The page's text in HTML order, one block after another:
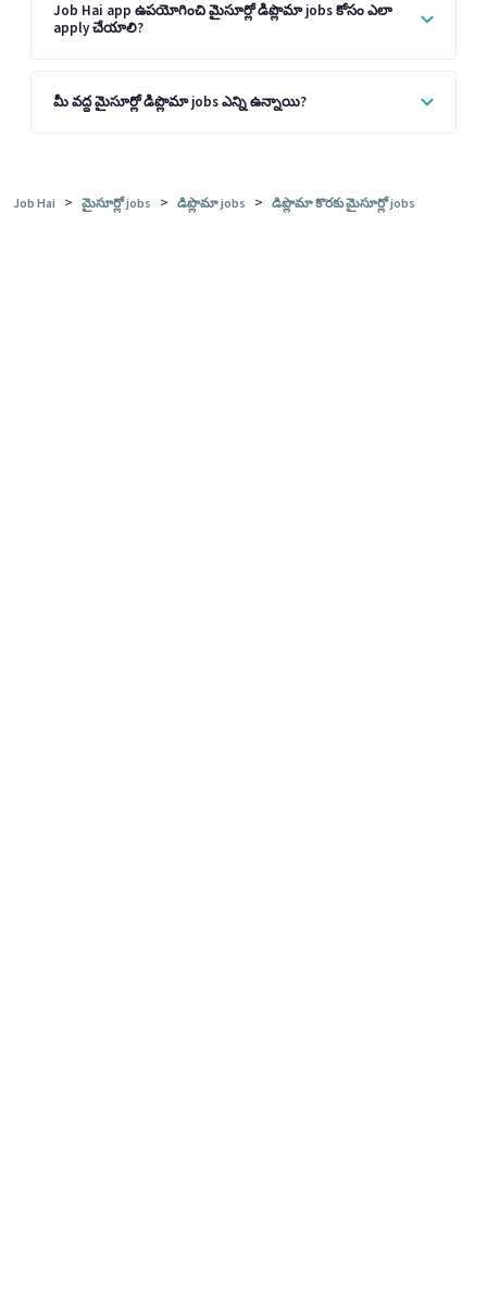
Job Hai app ఉపయోగించి మైసూర్లో డిప్లొమా jobs కోసం ఎలా
apply చేయాలి?
మీ వద్ద మైసూర్లో డిప్లొమా jobs ఎన్ని ఉన్నాయి?
Job Hai > మైసూర్లో jobs > డిప్లొమా jobs > డిప్లొమా కొరకు మైసూర్లో jobs